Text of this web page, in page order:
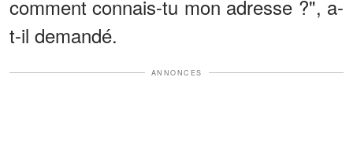
comment connais-tu mon adresse ?", a-
t-il demandé.
ANNONCES